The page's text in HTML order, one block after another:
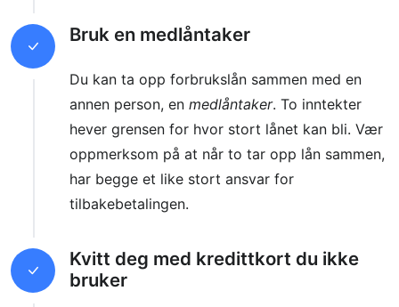
Bruk en medlåntaker
Du kan ta opp forbrukslån sammen med en
annen person, en medlåntaker. To inntekter
hever grensen for hvor stort lånet kan bli. Vær
oppmerksom på at når to tar opp lån sammen,
har begge et like stort ansvar for
tilbakebetalingen.
Kvitt deg med kredittkort du ikke
bruker